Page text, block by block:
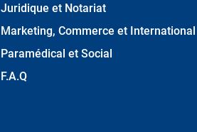
Juridique et Notariat
Marketing, Commerce et International
Paramédical et Social
F.A.Q